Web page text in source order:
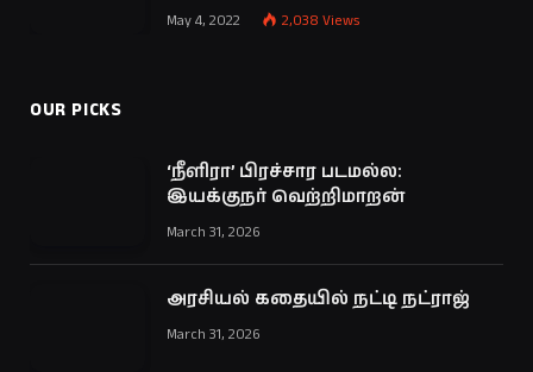
May 4, 2022 2,038 Views
OUR PICKS
‘நீளிரா’ பிரச்சார படமல்ல:
இயக்குநர் வெற்றிமாறன்
March 31, 2026
அரசியல் கதையில் நட்டி நட்ராஜ்
March 31, 2026